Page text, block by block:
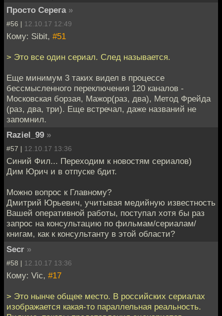
Просто Серега »
#56 | 12.10.17 12:49
Кому: Sibit, #51
> Это все один сериал. След называется.
Еще минимум 3 таких видел в процессе
бессмысленного переключения 120 каналов -
Московская борзая, Мажор(раз, два), Метод Фрейда
(раз, два, три). Еще встречал, даже названий не
запомнил.
Raziel_99 »
#57 | 12.10.17 13:36
Синий Фил... Переходим к новостям сериалов)
Дим Юрич и в отпуске бдит.
Можно вопрос к Главному?
Дмитрий Юрьевич, учитывая медийную известность
Вашей оперативной работы, поступал хотя бы раз
запрос на консультацию по фильмам/сериалам/
книгам, как к консультанту в этой области?
Secr »
#58 | 12.10.17 13:36
Кому: Vic, #17
> Это нынче общее место. В российских сериалах
изображается какая-то параллельная реальность.